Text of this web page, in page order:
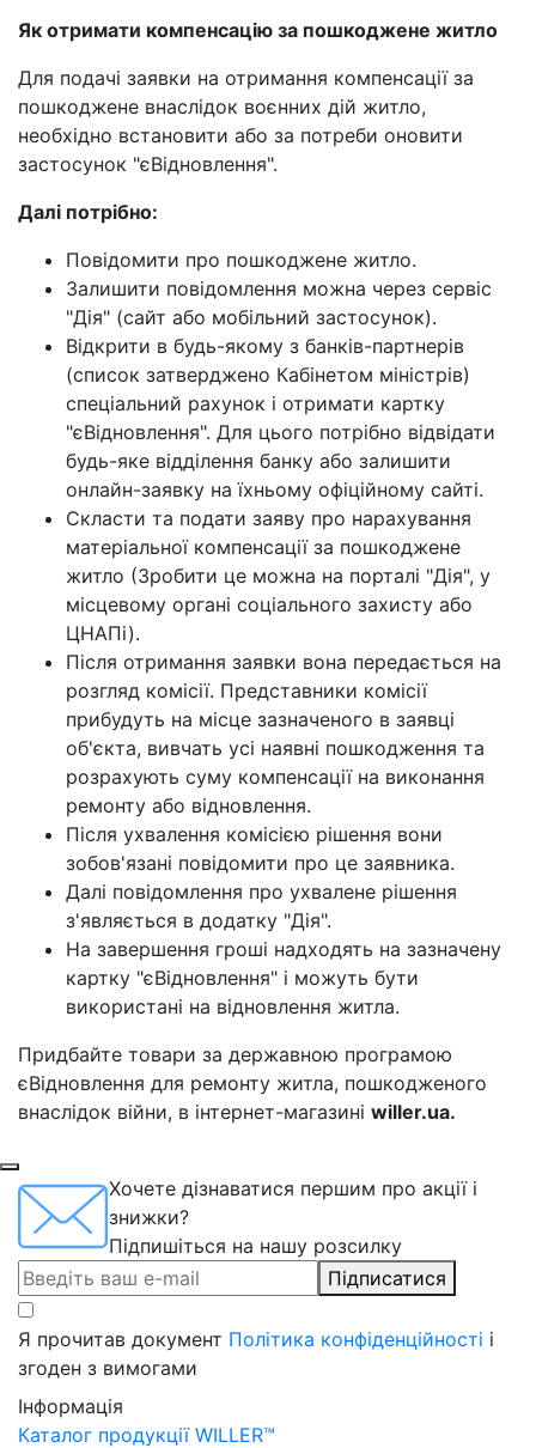
Як отримати компенсацію за пошкоджене житло
Для подачі заявки на отримання компенсації за
пошкоджене внаслідок воєнних дій житло,
необхідно встановити або за потреби оновити
застосунок "єВідновлення".
Далі потрібно:
Повідомити про пошкоджене житло.
Залишити повідомлення можна через сервіс
"Дія" (сайт або мобільний застосунок).
Відкрити в будь-якому з банків-партнерів
(список затверджено Кабінетом міністрів)
спеціальний рахунок і отримати картку
"єВідновлення". Для цього потрібно відвідати
будь-яке відділення банку або залишити
онлайн-заявку на їхньому офіційному сайті.
Скласти та подати заяву про нарахування
матеріальної компенсації за пошкоджене
житло (Зробити це можна на порталі "Дія", у
місцевому органі соціального захисту або
ЦНАПі).
Після отримання заявки вона передається на
розгляд комісії. Представники комісії
прибудуть на місце зазначеного в заявці
об'єкта, вивчать усі наявні пошкодження та
розрахують суму компенсації на виконання
ремонту або відновлення.
Після ухвалення комісією рішення вони
зобов'язані повідомити про це заявника.
Далі повідомлення про ухвалене рішення
з'являється в додатку "Дія".
На завершення гроші надходять на зазначену
картку "єВідновлення" і можуть бути
використані на відновлення житла.
Придбайте товари за державною програмою
єВідновлення для ремонту житла, пошкодженого
внаслідок війни, в інтернет-магазині willer.ua.
Хочете дізнаватися першим про акції і
знижки?
Підпишіться на нашу розсилку
Підписатися
Я прочитав документ Політика конфіденційності і
згоден з вимогами
Інформація
Каталог продукції WILLER™